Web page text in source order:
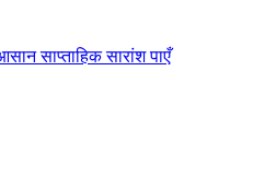
साप्ताहिक सारांश पाएँ